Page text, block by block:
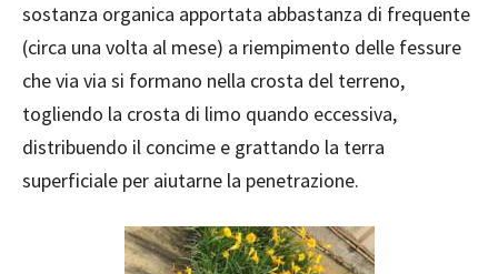
sostanza organica apportata abbastanza di frequente
(circa una volta al mese) a riempimento delle fessure
che via via si formano nella crosta del terreno,
togliendo la crosta di limo quando eccessiva,
distribuendo il concime e grattando la terra
superficiale per aiutarne la penetrazione.